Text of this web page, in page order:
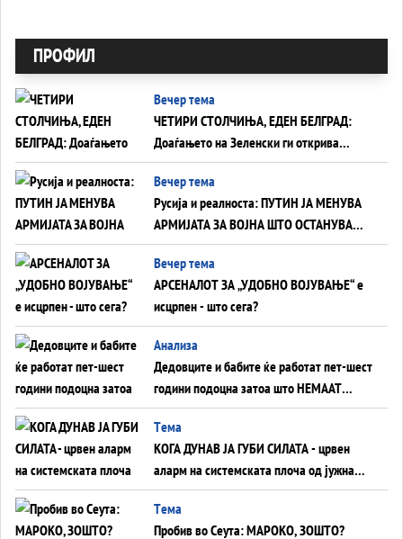
ПРОФИЛ
Вечер тема
ЧЕТИРИ СТОЛЧИЊА, ЕДЕН БЕЛГРАД:
Доаѓањето на Зеленски ги открива
тајните на политиката на балансирање
на Вучиќ
Вечер тема
Русија и реалноста: ПУТИН ЈА МЕНУВА
АРМИЈАТА ЗА ВОЈНА ШТО ОСТАНУВА
БЕЗ ФРОНТ
Вечер тема
АРСЕНАЛОТ ЗА „УДОБНО ВОЈУВАЊЕ“ е
исцрпен - што сега?
Анализа
Дедовците и бабите ќе работат пет-шест
години подоцна затоа што НЕМААТ
ВНУЦИ ДА ГИ ЗАМЕНАТ
Tема
КОГА ДУНАВ ЈА ГУБИ СИЛАТА - црвен
аларм на системската плоча од јужна
Германија до Црното Море...
Tема
Пробив во Сеута: МАРОКО, ЗОШТО?